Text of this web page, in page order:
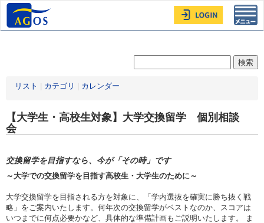
リスト カテゴリ カレンダー
【大学生・高校生対象】大学交換留学 個別相談
会
交換留学を目指すなら、今が「その時」です
～大学での交換留学を目指す高校生・大学生のために～
大学交換留学を目指される方を対象に、「学内選抜を確実に勝ち抜く戦
略」をご案内いたします。何年次の交換留学がベストなのか、スコアは
いつまでに何点必要かなど、具体的な準備計画もご説明いたします。 ま